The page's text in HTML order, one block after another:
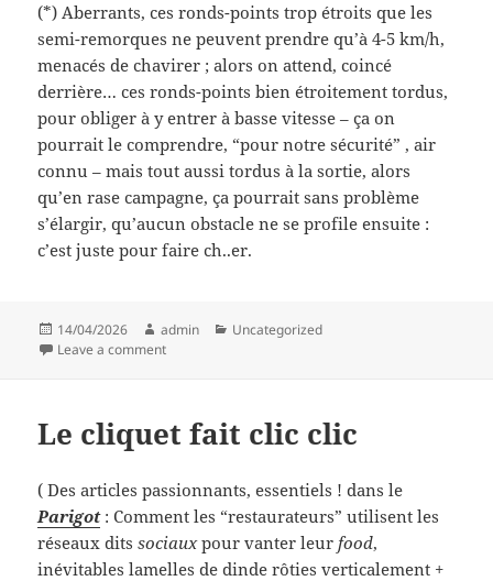
(*) Aberrants, ces ronds-points trop étroits que les
semi-remorques ne peuvent prendre qu’à 4-5 km/h,
menacés de chavirer ; alors on attend, coincé
derrière… ces ronds-points bien étroitement tordus,
pour obliger à y entrer à basse vitesse – ça on
pourrait le comprendre, “pour notre sécurité” , air
connu – mais tout aussi tordus à la sortie, alors
qu’en rase campagne, ça pourrait sans problème
s’élargir, qu’aucun obstacle ne se profile ensuite :
c’est juste pour faire ch..er.
Posted
on
14/04/2026 Author
admin Categories
Uncategorized
Leave a commenton Vaches sacrées
Le cliquet fait clic clic
( Des articles passionnants, essentiels ! dans le
Parigot: Comment les “restaurateurs” utilisent les
réseaux ditssociauxpour vanter leur food,
inévitables lamelles de dinde rôties verticalement +